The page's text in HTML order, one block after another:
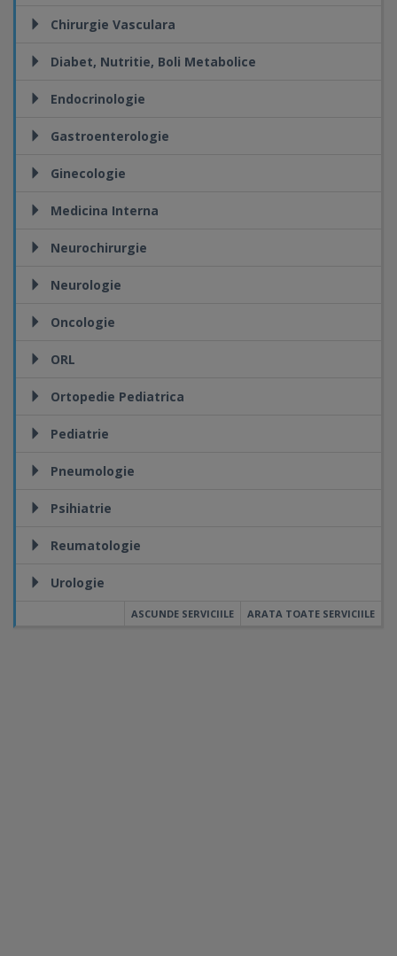
Chirurgie Vasculara
Diabet, Nutritie, Boli Metabolice
Endocrinologie
Gastroenterologie
Ginecologie
Medicina Interna
Neurochirurgie
Neurologie
Oncologie
ORL
Ortopedie Pediatrica
Pediatrie
Pneumologie
Psihiatrie
Reumatologie
Urologie
ARATA TOATE SERVICIILE
ASCUNDE SERVICIILE